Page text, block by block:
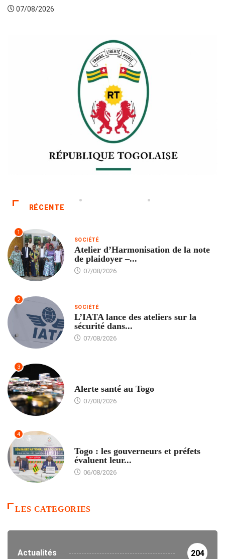
07/08/2026
RÉCENTE
1
SOCIÉTÉ
Atelier d’Harmonisation de la note
de plaidoyer –...
07/08/2026
2
SOCIÉTÉ
L’IATA lance des ateliers sur la
sécurité dans...
07/08/2026
3
Alerte santé au Togo
07/08/2026
4
Togo : les gouverneurs et préfets
évaluent leur...
06/08/2026
LES CATEGORIES
Actualités 204